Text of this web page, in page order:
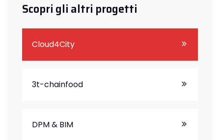
Scopri gli altri progetti
Cloud4City
3t-chainfood
DPM & BIM